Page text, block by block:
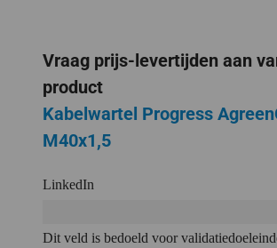
Vraag prijs-levertijden aan
product
Kabelwartel Progress
M40x1,5
LinkedIn
Dit veld is bedoeld voor